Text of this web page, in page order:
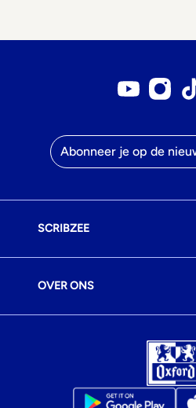
E-mailadres
SCRIBZEE
OVER ONS